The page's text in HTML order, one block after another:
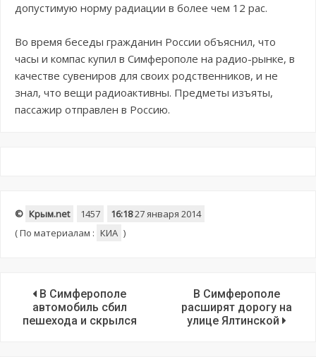
допустимую норму радиации в более чем 12 рас.
Во время беседы гражданин России объяснил, что
часы и компас купил в Симферополе на радио-рынке, в
качестве сувениров для своих родственников, и не
знал, что вещи радиоактивны. Предметы изъяты,
пассажир отправлен в Россию.
© Крым.net 1457 16:1827 января 2014
(По материалам : КИА )
В Симферополе
автомобиль сбил
пешехода и скрылся
В Симферополе
расширят дорогу на
улице Ялтинской